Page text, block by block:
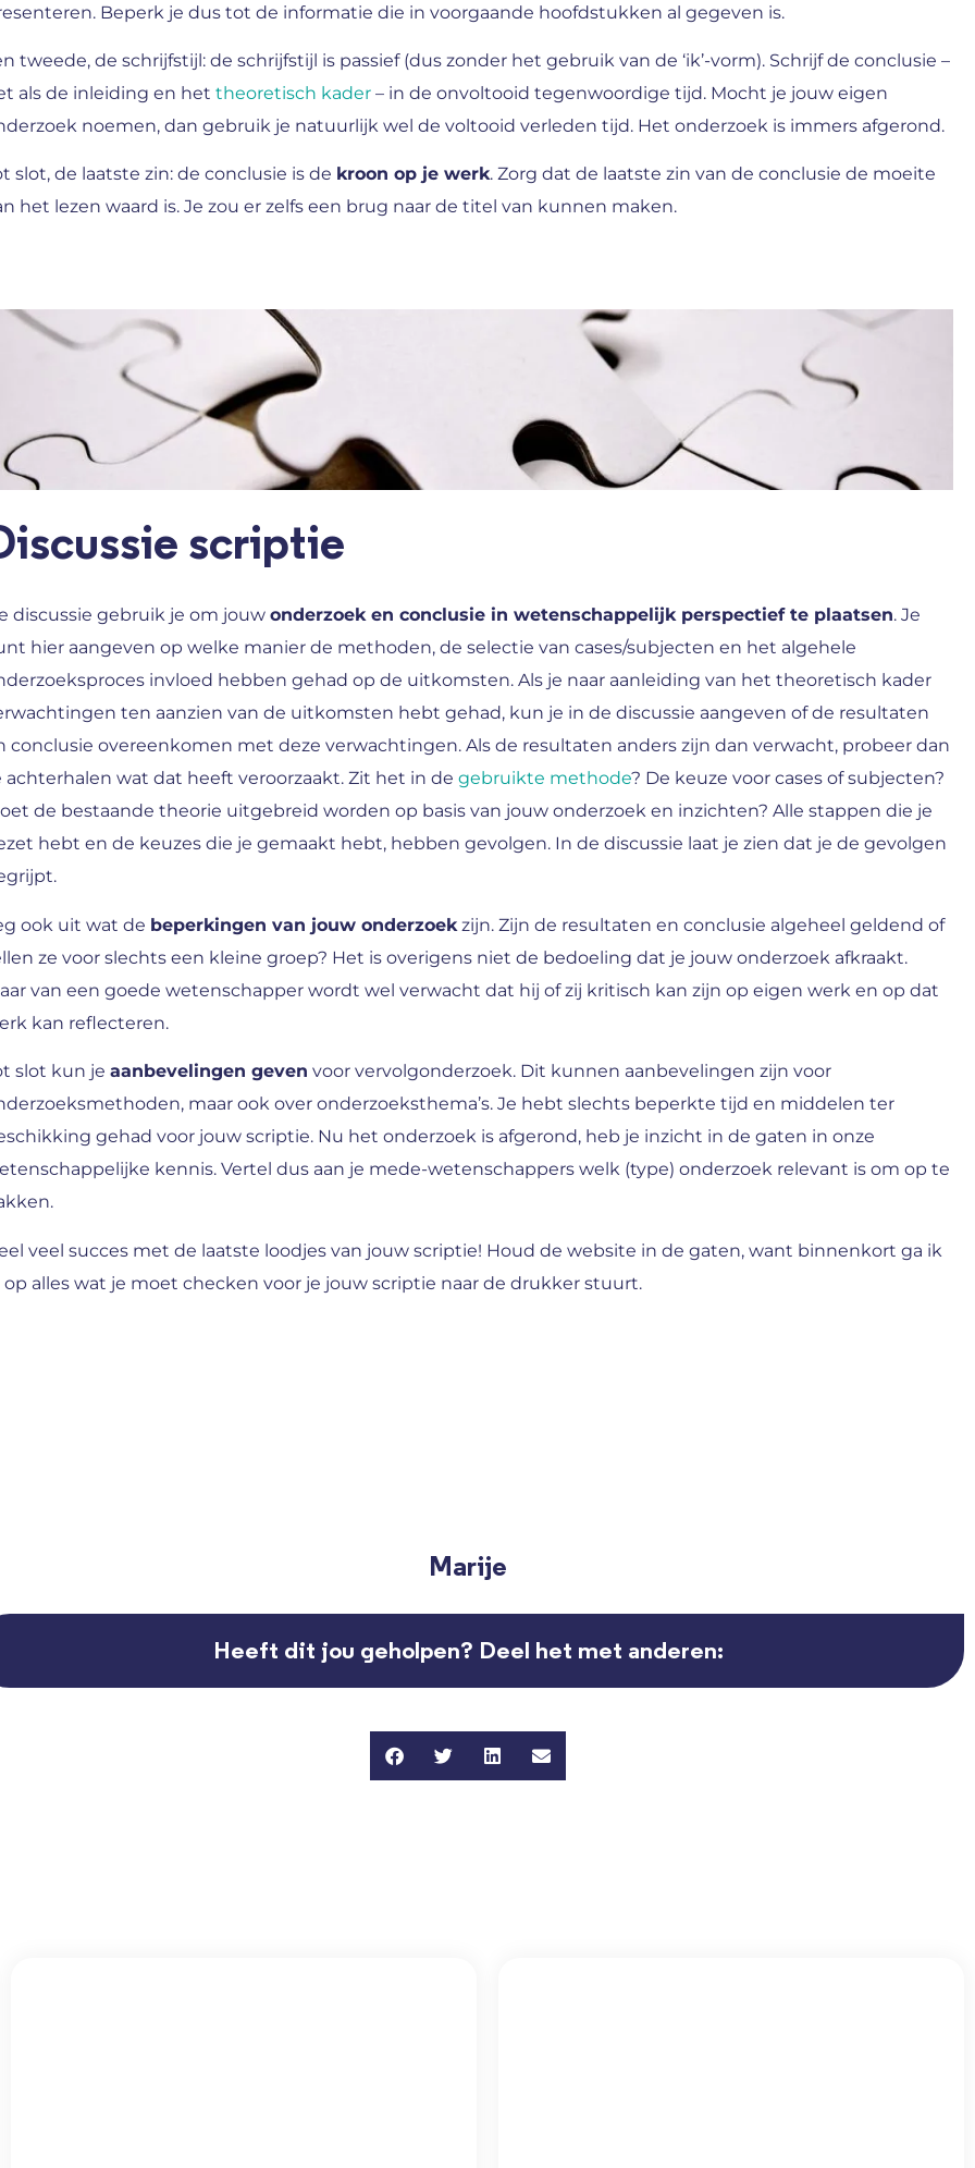
Beperk je dus tot de informatie die in voorgaande hoofdstukken al gegeven is.
tweede, de schrijfstijl: de schrijfstijl is passief (dus zonder het gebruik van de ‘ik’-vorm). Schrijf de conclusie –
als de inleiding en het theoretisch kader– in de onvoltooid tegenwoordige tijd. Mocht je jouw eigen
noemen, dan gebruik je natuurlijk wel de voltooid verleden tijd. Het onderzoek is immers afgerond.
slot, de laatste zin: de conclusie is de kroon op je werk. Zorg dat de laatste zin van de conclusie de moeite
het lezen waard is. Je zou er zelfs een brug naar de titel van kunnen maken.
scriptie​
discussie gebruik je om jouw onderzoek en conclusie in wetenschappelijk perspectief te plaatsen. Je
hier aangeven op welke manier de methoden, de selectie van cases/subjecten en het algehele
invloed hebben gehad op de uitkomsten. Als je naar aanleiding van het theoretisch kader
ten aanzien van de uitkomsten hebt gehad, kun je in de discussie aangeven of de resultaten
conclusie overeenkomen met deze verwachtingen. Als de resultaten anders zijn dan verwacht, probeer dan
achterhalen wat dat heeft veroorzaakt. Zit het in de gebruikte methode? De keuze voor cases of subjecten?
de bestaande theorie uitgebreid worden op basis van jouw onderzoek en inzichten? Alle stappen die je
hebt en de keuzes die je gemaakt hebt, hebben gevolgen. In de discussie laat je zien dat je de gevolgen
ook uit wat de beperkingen van jouw onderzoekzijn. Zijn de resultaten en conclusie algeheel geldend of
ze voor slechts een kleine groep? Het is overigens niet de bedoeling dat je jouw onderzoek afkraakt.
van een goede wetenschapper wordt wel verwacht dat hij of zij kritisch kan zijn op eigen werk en op dat
kan reflecteren.
slot kun je aanbevelingen geven voor vervolgonderzoek. Dit kunnen aanbevelingen zijn voor
maar ook over onderzoeksthema’s. Je hebt slechts beperkte tijd en middelen ter
gehad voor jouw scriptie. Nu het onderzoek is afgerond, heb je inzicht in de gaten in onze
kennis. Vertel dus aan je mede-wetenschappers welk (type) onderzoek relevant is om op te
veel succes met de laatste loodjes van jouw scriptie! Houd de website in de gaten, want binnenkort ga ik
op alles wat je moet checken voor je jouw scriptie naar de drukker stuurt.
Marije
Heeft dit jou geholpen? Deel het met anderen: